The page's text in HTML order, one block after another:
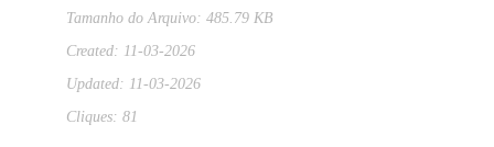
Tamanho do Arquivo: 485.79 KB
Created: 11-03-2026
Updated: 11-03-2026
Cliques: 81